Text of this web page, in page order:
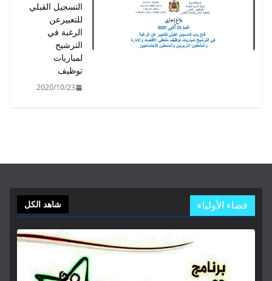
التسجيل القبلي
للتعبيرعن
الرغبة في
الترشيح
لمباريات
توظيف
2020/10/23
فضاء الأولياء شاهد الكل